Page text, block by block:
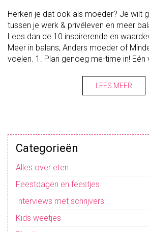
Herken je dat ook als moeder? Je wilt
tussen je werk & privéleven en meer
Lees dan de 10 inspirerende en
Meer in balans, Anders moeder of
voelen. 1. Plan genoeg me-time in! Eén
LEES MEER
Categorieën
Alles over eten
Feestdagen en feestjes
Interviews met schrijvers
Kids weetjes